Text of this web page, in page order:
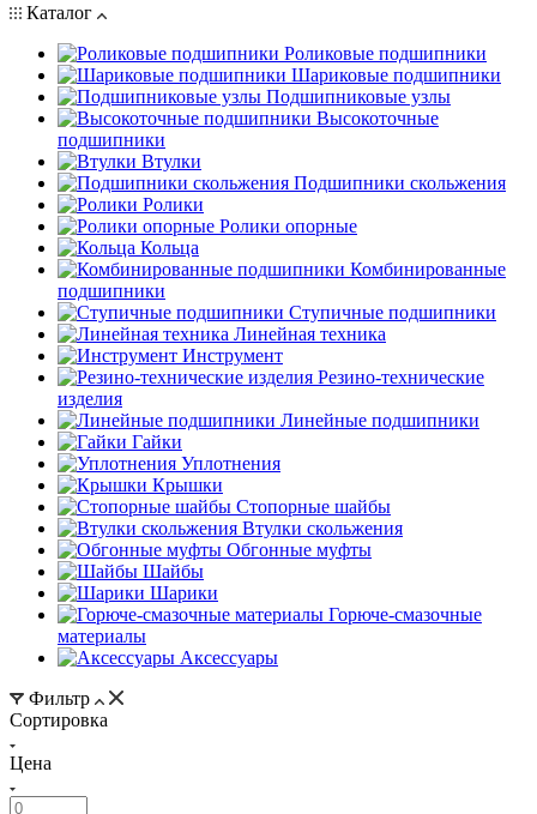
Каталог
Роликовые подшипники
Шариковые подшипники
Подшипниковые узлы
Высокоточные
подшипники
Втулки
Подшипники скольжения
Ролики
Ролики опорные
Кольца
Комбинированные
подшипники
Ступичные подшипники
Линейная техника
Инструмент
Резино-технические
изделия
Линейные подшипники
Гайки
Уплотнения
Крышки
Стопорные шайбы
Втулки скольжения
Обгонные муфты
Шайбы
Шарики
Горюче-смазочные
материалы
Аксессуары
Фильтр
Сортировка
Цена